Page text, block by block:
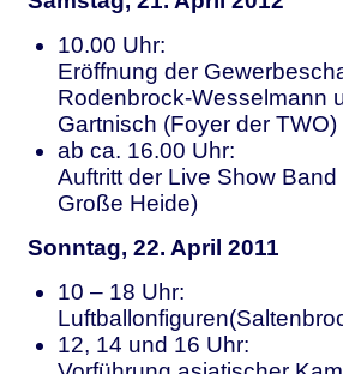
10.00 Uhr:
Eröffnung der
Rodenbrock-Wesselmann
Gartnisch (Foyer der TWO)
ab ca. 16.00 Uhr:
Auftritt der Live Show Band
Große Heide)
Sonntag, 22. April 2011
10 – 18 Uhr:
12, 14 und 16 Uhr: